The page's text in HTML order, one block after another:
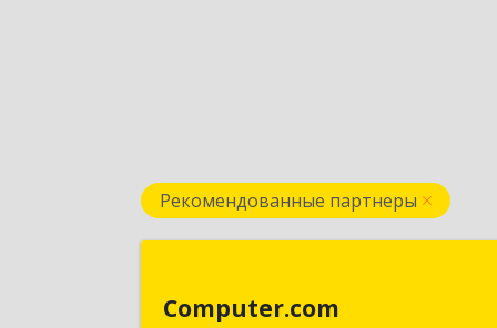
Рекомендованные партнеры
Computer.com